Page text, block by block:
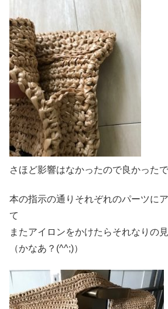
さほど影響はなかったので良かったで
本の指示の通りそれぞれのパーツに
て
またアイロンをかけたらそれなりの
（かなあ？(^^;)）